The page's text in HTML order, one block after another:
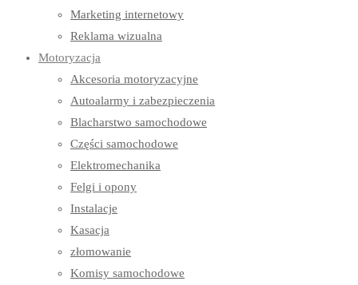
Marketing internetowy
Reklama wizualna
Motoryzacja
Akcesoria motoryzacyjne
Autoalarmy i zabezpieczenia
Blacharstwo samochodowe
Części samochodowe
Elektromechanika
Felgi i opony
Instalacje
Kasacja
złomowanie
Komisy samochodowe